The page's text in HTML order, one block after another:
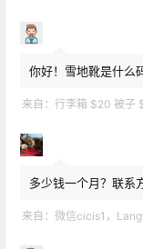
你好！雪地靴是什么
来自： 行李箱 $20 被子 $30 挂烫
多少钱一个月？联系
来自： 微信cicis1，Langford 中心安